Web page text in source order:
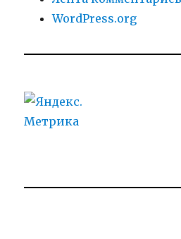
WordPress.org